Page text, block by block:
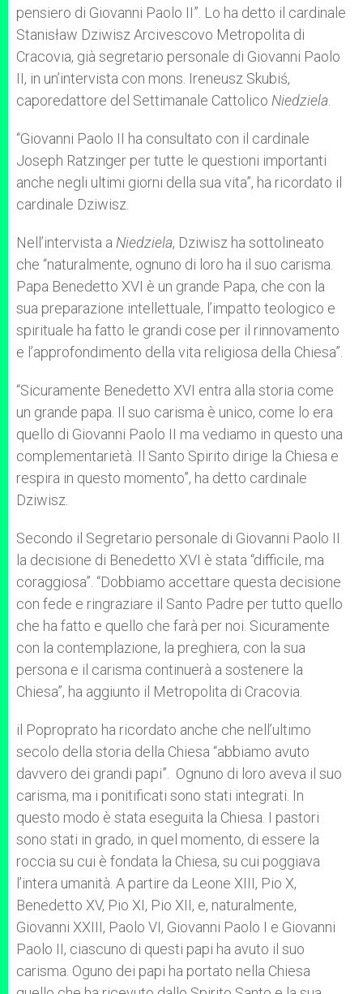
pensiero di Giovanni Paolo II”. Lo ha detto il cardinale
Stanisław Dziwisz Arcivescovo Metropolita di
Cracovia, già segretario personale di Giovanni Paolo
II, in un’intervista con mons. Ireneusz Skubiś,
caporedattore del Settimanale Cattolico Niedziela
“Giovanni Paolo II ha consultato con il cardinale
Joseph Ratzinger per tutte le questioni importanti
anche negli ultimi giorni della sua vita”, ha ricordato il
cardinale Dziwisz.
Nell’intervista a Niedziela, Dziwisz ha sottolineato
che “naturalmente, ognuno di loro ha il suo carisma.
Papa Benedetto XVI è un grande Papa, che con la
sua preparazione intellettuale, l’impatto teologico e
spirituale ha fatto le grandi cose per il rinnovamento
e l’approfondimento della vita religiosa della Chiesa”.
“Sicuramente Benedetto XVI entra alla storia come
un grande papa. Il suo carisma è unico, come lo era
quello di Giovanni Paolo II ma vediamo in questo una
complementarietà. Il Santo Spirito dirige la Chiesa e
respira in questo momento”, ha detto cardinale
Dziwisz.
Secondo il Segretario personale di Giovanni Paolo II
la decisione di Benedetto XVI è stata “difficile, ma
coraggiosa”. “Dobbiamo accettare questa decisione
con fede e ringraziare il Santo Padre per tutto quello
che ha fatto e quello che farà per noi. Sicuramente
con la contemplazione, la preghiera, con la sua
persona e il carisma continuerà a sostenere la
Chiesa”, ha aggiunto il Metropolita di Cracovia.
il Poproprato ha ricordato anche che nell’ultimo
secolo della storia della Chiesa “abbiamo avuto
davvero dei grandi papi”. Ognuno di loro aveva il suo
carisma, ma i ponitificati sono stati integrati. In
questo modo è stata eseguita la Chiesa. I pastori
sono stati in grado, in quel momento, di essere la
roccia su cui è fondata la Chiesa, su cui poggiava
l’intera umanità. A partire da Leone XIII, Pio X,
Benedetto XV, Pio XI, Pio XII, e, naturalmente,
Giovanni XXIII, Paolo VI, Giovanni Paolo I e Giovanni
Paolo II, ciascuno di questi papi ha avuto il suo
carisma. Oguno dei papi ha portato nella Chiesa